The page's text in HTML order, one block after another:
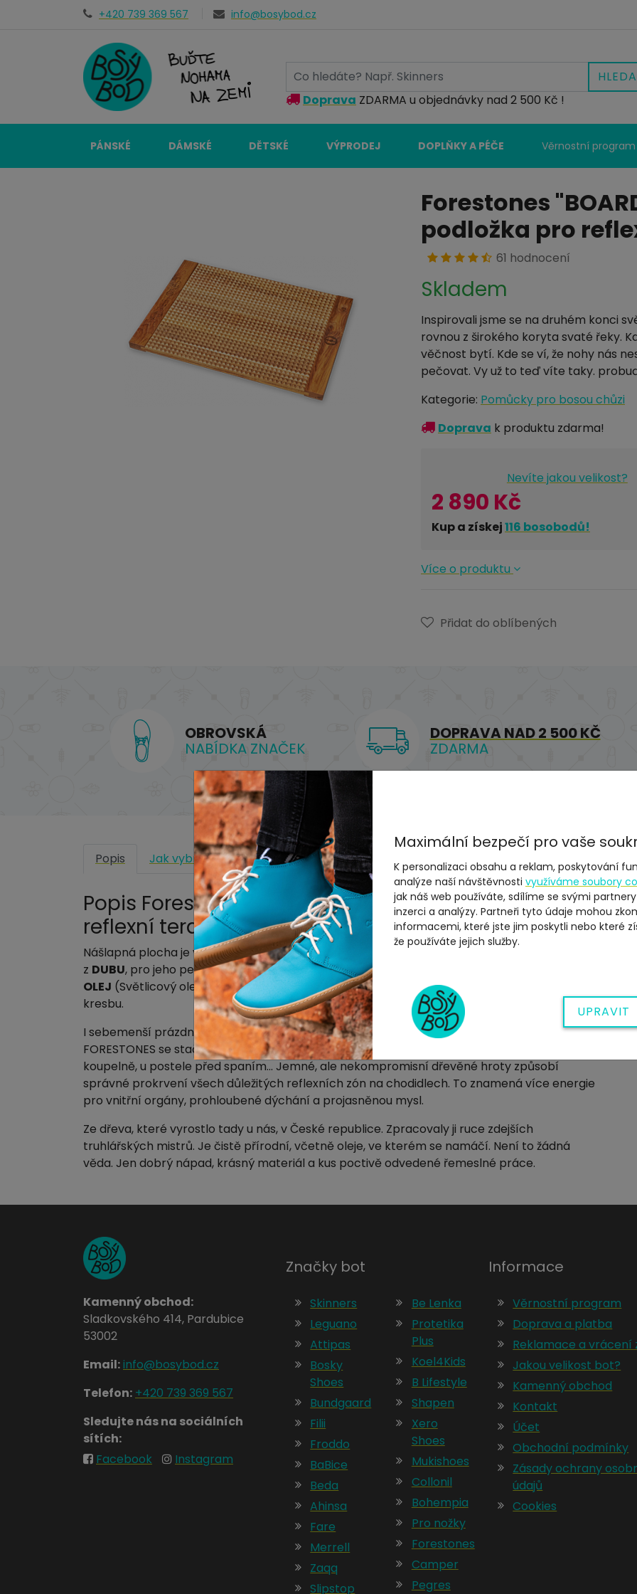
+420 739 369 567 info@bosybod.cz
Doprava ZDARMA u objednávky nad 2 500 Kč !
PÁNSKÉ DÁMSKÉ DĚTSKÉ VÝPRODEJ DOPLŇKY A PÉČE Věrnostní program
Forestones
podložka pro
61 hodnocení
Skladem
Inspirovali jsme se na druhém konci
rovnou z širokého koryta svaté řeky.
věčnost bytí. Kde se ví, že nohy nás
pečovat. Vy už to teď víte taky.
Kategorie: Pomůcky pro bosou chůzi
Doprava k produktu zdarma!
Nevíte jakou velikost?
2 890 Kč
Kup a získej116 bosobodů!
Více o produktu
Přidat do oblíbených
OBROVSKÁ
NABÍDKA ZNAČEK
DOPRAVA NAD 2 500 KČ
ZDARMA
Popis Jak vybrat? Dárkový poukaz Doplňky a péče
Popis Forestones "BOARDIE" masážní podložka pro
reflexní terapii chodidel
Nášlapná plocha je vyrobena zJASANU, pro jeho krásnou kresbu a vlastnosti. Boční lišty jsou
z DUBU, pro jeho pevnost a trvanlivost. Pro povrchovou úpravou používáme
OLEJ (Světlicový olej - ze všech olejů minimálně zbarví dřevo, prakticky jen vyzdvihne jeho
kresbu.
I sebemenší prázdná chvilka v životě se dá vyplnit smysluplně. Na reflexní podložku
FORESTONES se stačí postavit párkrát denně. Pod stolem při práci či rodinné večeři, v
koupelně, u postele před spaním... Jemné, ale nekompromisní dřevěné hroty způsobí
správné prokrvení všech důležitých reflexních zón na chodidlech. To znamená více energie
pro vnitřní orgány, prohloubené dýchání a projasněnou mysl.
Ze dřeva, které vyrostlo tady u nás, v České republice. Zpracovaly ji ruce zdejších
truhlářských mistrů. Je čistě přírodní, včetně oleje, ve kterém se namáčí. Není to žádná
věda. Jen dobrý nápad, krásný materiál a kus poctivě odvedené řemeslné práce.
Kamenný obchod:
Sladkovského 414, Pardubice
53002
Email:info@bosybod.cz
Telefon: +420 739 369 567
Sledujte nás na sociálních
sítích:
Facebook
Instagram
Značky bot
Skinners
Leguano
Attipas
Bosky
Shoes
Bundgaard
Filii
Froddo
BaBice
Beda
Ahinsa
Fare
Merrell
Zaqq
Slipstop
Be Lenka
Protetika
Plus
Koel4Kids
B Lifestyle
Shapen
Xero
Shoes
Mukishoes
Collonil
Bohempia
Pro nožky
Forestones
Camper
Pegres
Informace
Věrnostní program
Doprava a platba
Reklamace a vrácení
Jakou velikost bot?
Kamenný obchod
Kontakt
Účet
Obchodní podmínky
Zásady ochrany
údajů
Cookies
Maximální bezpečí pro vaše
K personalizaci obsahu a reklam, poskytování
analýze naší návštěvnosti využíváme soubory
jak náš web používáte, sdílíme se svými
inzerci a analýzy. Partneři tyto údaje mohou
informacemi, které jste jim poskytli nebo které
že používáte jejich služby.
UPRAVIT